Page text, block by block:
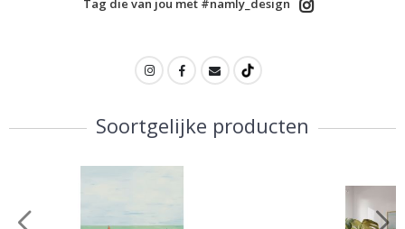
Tag die van jou met #namly_design
Soortgelijke producten